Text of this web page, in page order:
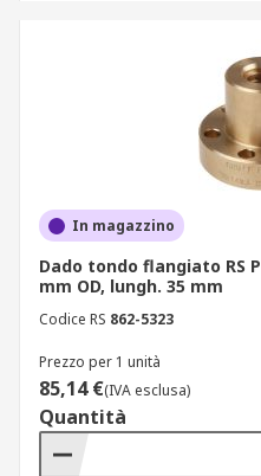
In magazzino
Dado tondo flangiato RS
mm OD, lungh. 35 mm
Codice RS 862-5323
Prezzo per 1 unità
85,14 €(IVA esclusa)
Quantità